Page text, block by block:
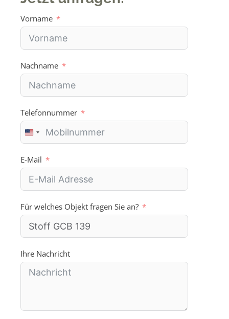
i
v
Vorname
Nachname
Telefonnummer
U
n
i
t
e
d
t
a
t
s
+
1
E-Mail
Für welches Objekt fragen Sie an?
Ihre Nachricht